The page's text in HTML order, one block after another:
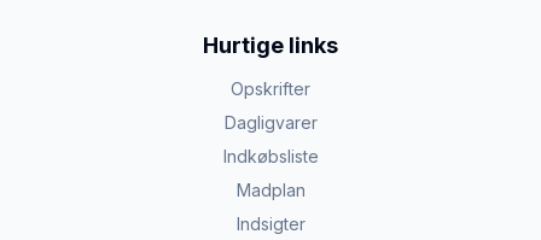
Hurtige links
Opskrifter
Dagligvarer
Indkøbsliste
Madplan
Indsigter